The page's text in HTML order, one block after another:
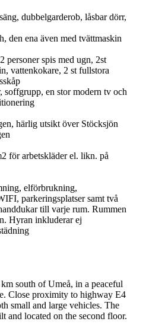
dubbelgarderob, låsbar dörr,
den ena även med tvättmaskin
personer spis med ugn, 2st
vattenkokare, 2 st fullstora
soffgrupp, en stor modern tv och
härlig utsikt över Stöcksjön
för arbetskläder el. likn. på
elförbrukning,
parkeringsplatser samt två
till varje rum. Rummen
Hyran inkluderar ej
south of Umeå, in a peaceful
Close proximity to highway E4
small and large vehicles. The
and located on the second floor.